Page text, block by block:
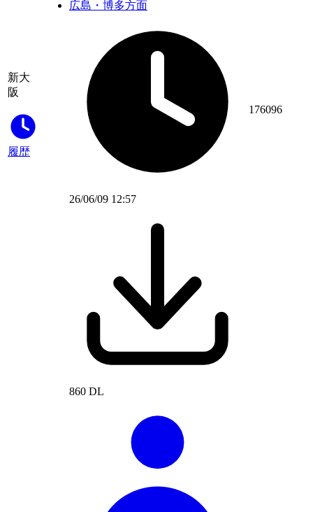
新大
阪
履歴
広島・博多方面
26/06/09 12:57
860 DL
176096